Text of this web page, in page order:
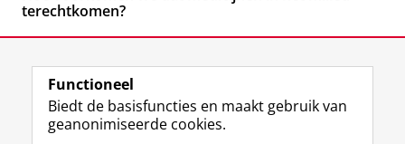
terechtkomen?
Functioneel
Biedt de basisfuncties en maakt gebruik van
geanonimiseerde cookies.